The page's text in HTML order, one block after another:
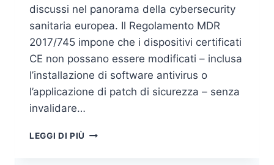
discussi nel panorama della cybersecurity
sanitaria europea. Il Regolamento MDR
2017/745 impone che i dispositivi certificati
CE non possano essere modificati – inclusa
l’installazione di software antivirus o
l’applicazione di patch di sicurezza – senza
invalidare…
LEGGI DI PIÙ IOMT